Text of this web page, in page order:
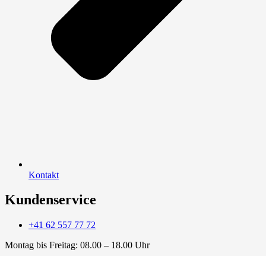
Kontakt
Kundenservice
+41 62 557 77 72
Montag bis Freitag: 08.00 – 18.00 Uhr